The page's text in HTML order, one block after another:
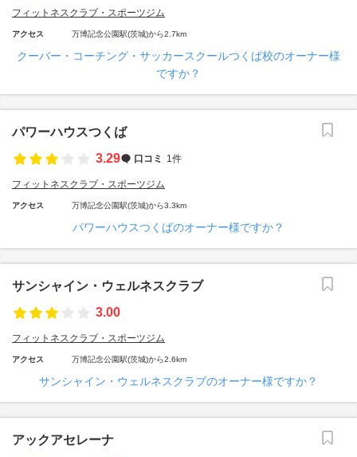
フィットネスクラブ・スポーツジム
アクセス 万博記念公園駅(茨城)から2.7km
クーバー・コーチング・サッカースクールつくば校のオーナー様
ですか？
パワーハウスつくば
3.29
口コミ 1件
フィットネスクラブ・スポーツジム
アクセス 万博記念公園駅(茨城)から3.3km
パワーハウスつくばのオーナー様ですか？
サンシャイン・ウェルネスクラブ
3.00
フィットネスクラブ・スポーツジム
アクセス 万博記念公園駅(茨城)から2.6km
サンシャイン・ウェルネスクラブのオーナー様ですか？
アックアセレーナ